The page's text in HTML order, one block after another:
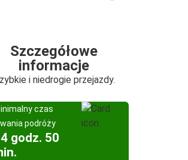
Szczegółowe
informacje
i niedrogie przejazdy.
czas
podróży
godz. 50